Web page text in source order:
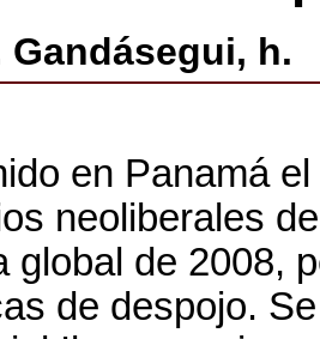
Gandásegui, h.
en Panamá
neoliberales
global de 2008,
de despojo.